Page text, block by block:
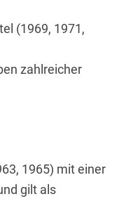
(1969, 1971,
zahlreicher
1965) mit einer
gilt als